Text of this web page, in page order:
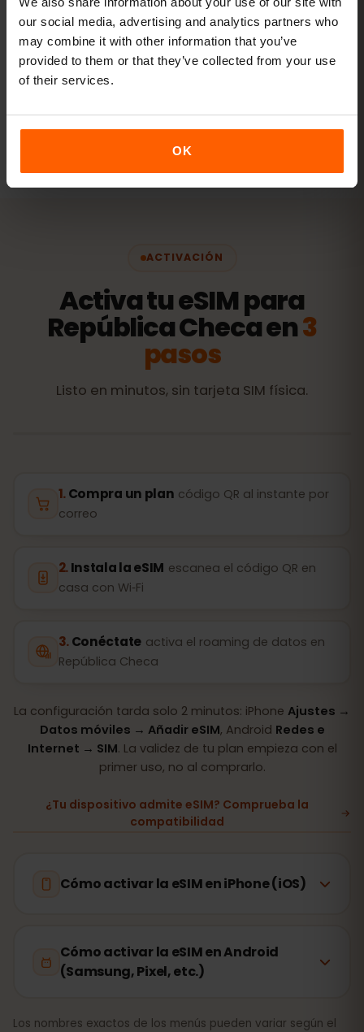
our social media, advertising and analytics partners who
may combine it with other information that you’ve
provided to them or that they’ve collected from your use
of their services.
OK
RECOMENDADO20 GB+ o Ilimitado
Ver paquetes
ACTIVACIÓN
Activa tu eSIM para
República Checa en3
pasos
Listo en minutos, sin tarjeta SIM física.
Compra un plan código QR al instante por
correo
Instala la eSIM escanea el código QR en
casa con Wi‑Fi
Conéctate activa el roaming de datos en
República Checa
La configuración tarda solo 2 minutos: iPhone Ajustes →
Datos móviles → Añadir eSIM, Android Redes e
Internet → SIM. La validez de tu plan empieza con el
primer uso, no al comprarlo.
¿Tu dispositivo admite eSIM? Comprueba la
compatibilidad
Cómo activar la eSIM en iPhone (iOS)
Cómo activar la eSIM en Android
(Samsung, Pixel, etc.)
Los nombres exactos de los menús pueden variar según el